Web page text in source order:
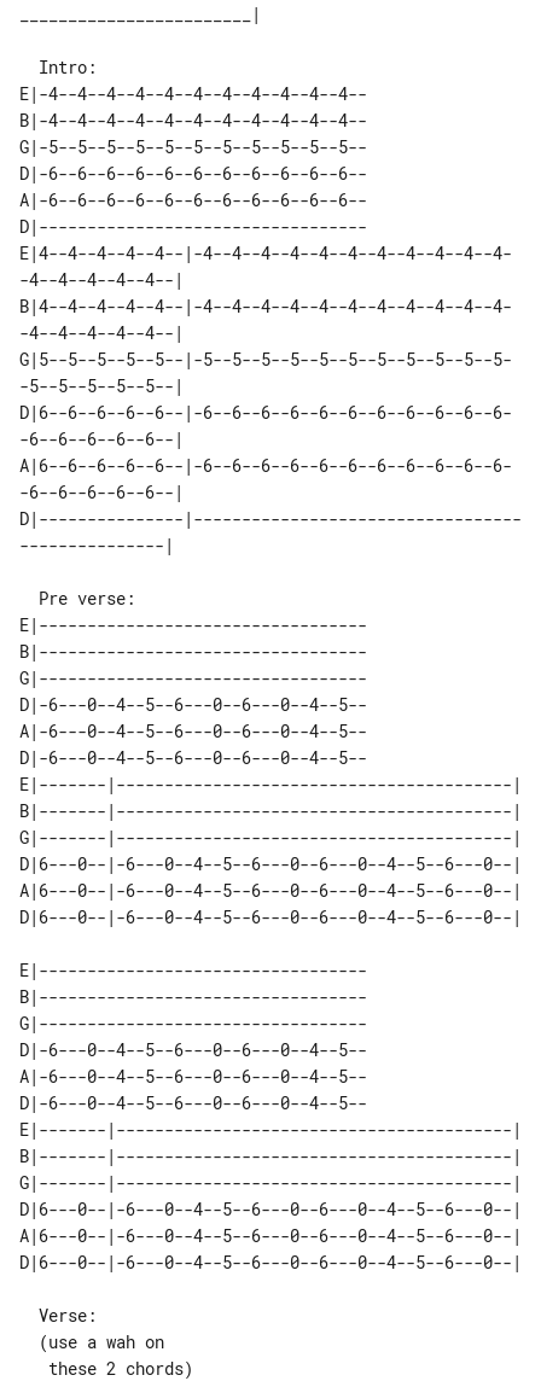
________________________|
E|-4--4--4--4--4--4--4--4--4--4--4--
B|-4--4--4--4--4--4--4--4--4--4--4--
G|-5--5--5--5--5--5--5--5--5--5--5--
D|-6--6--6--6--6--6--6--6--6--6--6--
A|-6--6--6--6--6--6--6--6--6--6--6--
D|----------------------------------
E|4--4--4--4--4--|-4--4--4--4--4--4--4--4--4--4--4-
-4--4--4--4--4--|
B|4--4--4--4--4--|-4--4--4--4--4--4--4--4--4--4--4-
-4--4--4--4--4--|
G|5--5--5--5--5--|-5--5--5--5--5--5--5--5--5--5--5-
-5--5--5--5--5--|
D|6--6--6--6--6--|-6--6--6--6--6--6--6--6--6--6--6-
-6--6--6--6--6--|
A|6--6--6--6--6--|-6--6--6--6--6--6--6--6--6--6--6-
-6--6--6--6--6--|
D|---------------|----------------------------------
E|----------------------------------
B|----------------------------------
G|----------------------------------
D|-6---0--4--5--6---0--6---0--4--5--
A|-6---0--4--5--6---0--6---0--4--5--
D|-6---0--4--5--6---0--6---0--4--5--
E|-------|-----------------------------------------|
B|-------|-----------------------------------------|
G|-------|-----------------------------------------|
D|6---0--|-6---0--4--5--6---0--6---0--4--5--6---0--|
A|6---0--|-6---0--4--5--6---0--6---0--4--5--6---0--|
E|----------------------------------
B|----------------------------------
G|----------------------------------
D|-6---0--4--5--6---0--6---0--4--5--
A|-6---0--4--5--6---0--6---0--4--5--
D|-6---0--4--5--6---0--6---0--4--5--
E|-------|-----------------------------------------|
B|-------|-----------------------------------------|
G|-------|-----------------------------------------|
D|6---0--|-6---0--4--5--6---0--6---0--4--5--6---0--|
A|6---0--|-6---0--4--5--6---0--6---0--4--5--6---0--|